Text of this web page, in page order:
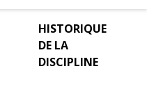
HISTORIQUE
DE LA
DISCIPLINE